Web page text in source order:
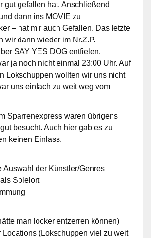
gut gefallen hat. Anschließend
dann ins MOVIE zu
– hat mir auch Gefallen. Das letzte
wir dann wieder im Nr.Z.P.
SAY YES DOG entfielen.
ja noch nicht einmal 23:00 Uhr. Auf
Lokschuppen wollten wir uns nicht
uns einfach zu weit weg vom
Sparrenexpress waren übrigens
besucht. Auch hier gab es zu
keinen Einlass.
Auswahl der Künstler/Genres
Spielort
man locker entzerren können)
Locations (Lokschuppen viel zu weit